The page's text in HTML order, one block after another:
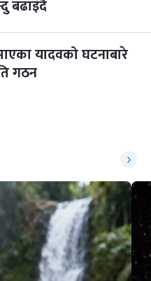
बढाइँदै
यादवको घटनाबारे
गठन